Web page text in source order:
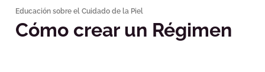
Educación sobre el Cuidado de la Piel
Cómo crear un Régimen